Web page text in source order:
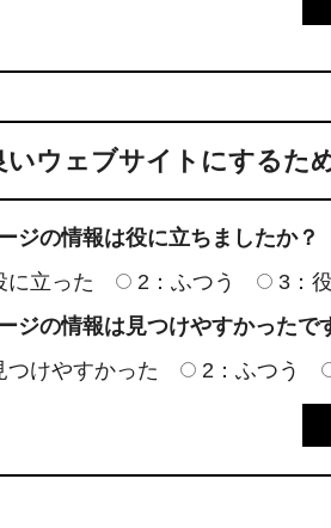
いウェブサイトにするた
ジの情報は役に立ちましたか？
に立った
2：ふつう
3：
ジの情報は見つけやすかったで
つけやすかった
2：ふつう